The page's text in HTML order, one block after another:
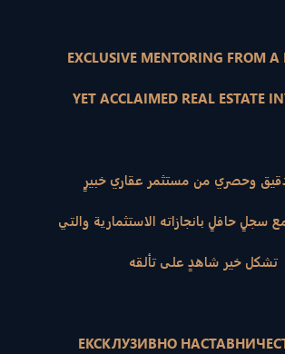
EXCLUSIVE MENTORING FROM
YET ACCLAIMED REAL ESTATE
وحصري من مستثمر عقاري خبيرٍ
سجلٍ حافلٍ بانجازاته الاستثمارية والتي
تشكل خير شاهدٍ على تألقه
ЕКСКЛУЗИВНО